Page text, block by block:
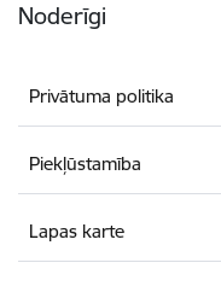
Noderīgi
Privātuma politika
Piekļūstamība
Lapas karte